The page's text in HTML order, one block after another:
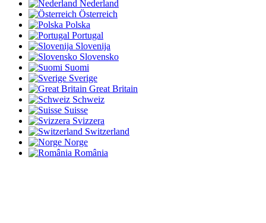
Nederland
Österreich
Polska
Portugal
Slovenija
Slovensko
Suomi
Sverige
Great Britain
Schweiz
Suisse
Svizzera
Switzerland
Norge
România